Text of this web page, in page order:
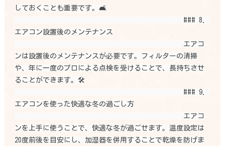
しておくことも重要です。🛋️
エアコン設置後のメンテナンス
ンは設置後のメンテナンスが必要です。フィルターの清掃
や、年に一度のプロによる点検を受けることで、長持ちさせ
ることができます。🛠️
エアコンを使った快適な冬の過ごし方
ンを上手に使うことで、快適な冬が過ごせます。温度設定は
20度前後を目安にし、加湿器を併用することで乾燥を防げま